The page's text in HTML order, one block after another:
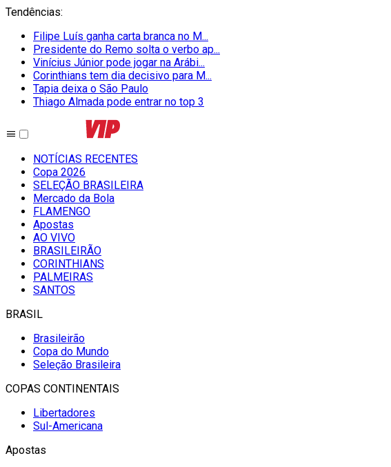
Tendências:
Filipe Luís ganha carta branca no M...
Presidente do Remo solta o verbo ap...
Vinícius Júnior pode jogar na Arábi...
Corinthians tem dia decisivo para M...
Tapia deixa o São Paulo
Thiago Almada pode entrar no top 3
NOTÍCIAS RECENTES
Copa 2026
SELEÇÃO BRASILEIRA
Mercado da Bola
FLAMENGO
Apostas
AO VIVO
BRASILEIRÃO
CORINTHIANS
PALMEIRAS
SANTOS
BRASIL
Brasileirão
Copa do Mundo
Seleção Brasileira
COPAS CONTINENTAIS
Libertadores
Sul-Americana
Apostas